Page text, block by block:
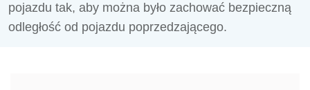
pojazdu tak, aby można było zachować bezpieczną
odległość od pojazdu poprzedzającego.